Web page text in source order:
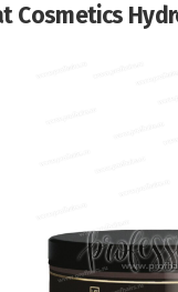
Cosmetics